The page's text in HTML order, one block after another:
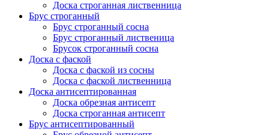
Доска строганная лиственница
Брус строганный
Брус строганный сосна
Брус строганный лиственица
Брусок строганный сосна
Доска с фаской
Доска с фаской из сосны
Доска с фаской лиственница
Доска антисептированная
Доска обрезная антисепт
Доска строганная антисепт
Брус антисептированный